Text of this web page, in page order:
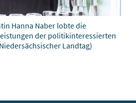
Hanna Naber lobte die
der politikinteressierten
Landtag)